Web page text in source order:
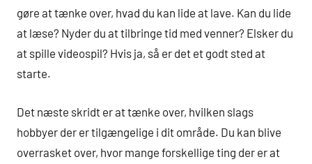
gøre at tænke over, hvad du kan lide at lave. Kan du lide
at læse? Nyder du at tilbringe tid med venner? Elsker du
at spille videospil? Hvis ja, så er det et godt sted at
starte.
Det næste skridt er at tænke over, hvilken slags
hobbyer der er tilgængelige i dit område. Du kan blive
overrasket over, hvor mange forskellige ting der er at